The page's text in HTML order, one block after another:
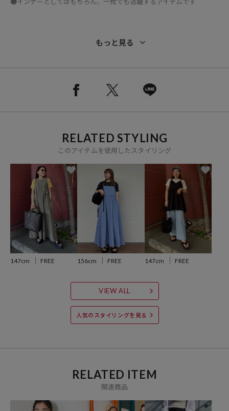
おすすめコーディネート
※こちらの商品は、弊社管理上のカラーを表記しております為、タグ
のカラー表記と異なる記載となっております。
【サイト表記：タグ表記】
・オフホワイト：OFF
・チャコールグレー：CHARCOAL
・イエロー：YEL
※掲載画像の商品の色味は、屋外や屋内の光の照射や角度により実物
と色味が異なる場合がざいます。また表示のサイズ感と実物は若干異
なる場合もございますので、予めご了承ください。
※着用、お取り扱いの際は、商品についている品質表示とアテンショ
ンタグを必ずご確認下さい。
円（2025年4月15日時点）
※「参考価格」とは、Daytona Parkにおける対象商品の通常販売（先
もっと見る
RELATED STYLING
このアイテムを使用したスタイリング
147cm FREE 156cm FREE 147cm FREE
VIEW ALL
人気のスタイリングを見る
RELATED ITEM
関連商品